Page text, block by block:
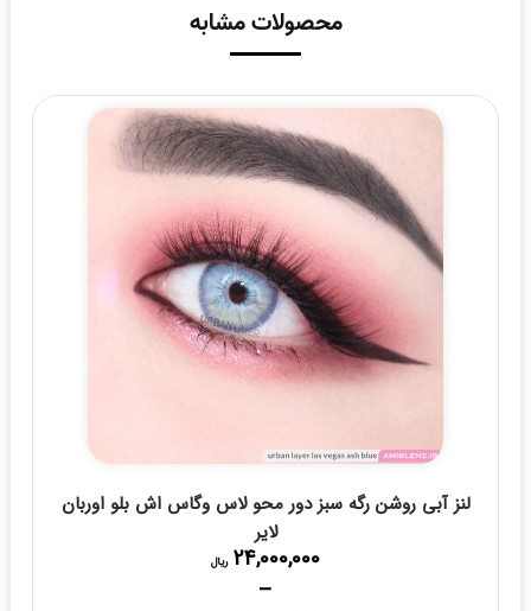
محصولات مشابه
لنز آبی روشن رگه سبز دور محو لاس وگاس اش بلو اوربان
لایر
24,000,000 ریال
–